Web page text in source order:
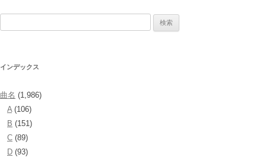
インデックス
曲名 (1,986)
A(106)
B (151)
C (89)
D (93)